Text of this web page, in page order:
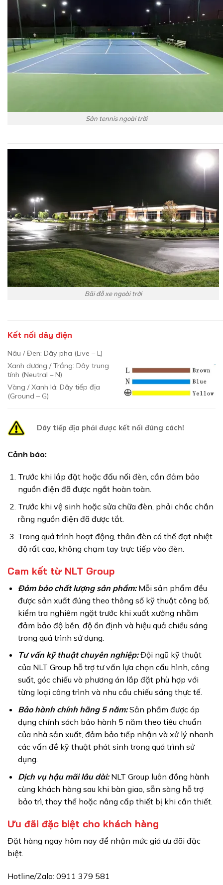
Sân tennis ngoài trời
Bãi đỗ xe ngoài trời
Kết nối dây điện
Nâu / Đen: Dây pha (Live – L)
Xanh dương / Trắng: Dây trung
tính (Neutral – N)
Vàng / Xanh lá: Dây tiếp địa
(Ground – G)
Dây tiếp địa phải được kết nối đúng cách!
Cảnh báo:
Trước khi lắp đặt hoặc đấu nối đèn, cần đảm bảo
nguồn điện đã được ngắt hoàn toàn.
Trước khi vệ sinh hoặc sửa chữa đèn, phải chắc chắn
rằng nguồn điện đã được tắt.
Trong quá trình hoạt động, thân đèn có thể đạt nhiệt
độ rất cao, không chạm tay trực tiếp vào đèn.
Cam kết từ NLT Group
Đảm bảo chất lượng sản phẩm:Mỗi sản phẩm đều
được sản xuất đúng theo thông số kỹ thuật công bố,
kiểm tra nghiêm ngặt trước khi xuất xưởng nhằm
đảm bảo độ bền, độ ổn định và hiệu quả chiếu sáng
trong quá trình sử dụng.
Tư vấn kỹ thuật chuyên nghiệp:Đội ngũ kỹ thuật
của NLT Group hỗ trợ tư vấn lựa chọn cấu hình, công
suất, góc chiếu và phương án lắp đặt phù hợp với
từng loại công trình và nhu cầu chiếu sáng thực tế.
Bảo hành chính hãng 5 năm: Sản phẩm được áp
dụng chính sách bảo hành 5 năm theo tiêu chuẩn
của nhà sản xuất, đảm bảo tiếp nhận và xử lý nhanh
các vấn đề kỹ thuật phát sinh trong quá trình sử
dụng.
Dịch vụ hậu mãi lâu dài:NLT Group luôn đồng hành
cùng khách hàng sau khi bàn giao, sẵn sàng hỗ trợ
bảo trì, thay thế hoặc nâng cấp thiết bị khi cần thiết.
Ưu đãi đặc biệt cho khách hàng
Đặt hàng ngay hôm nay để nhận mức giá ưu đãi đặc
biệt.
Hotline/Zalo: 0911 379 581